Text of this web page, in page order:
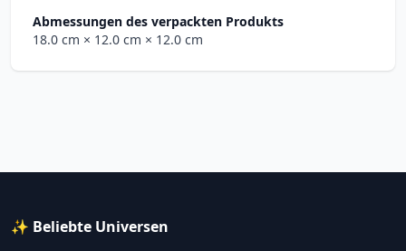
Abmessungen des verpackten Produkts
18.0 cm × 12.0 cm × 12.0 cm
✨ Beliebte Universen